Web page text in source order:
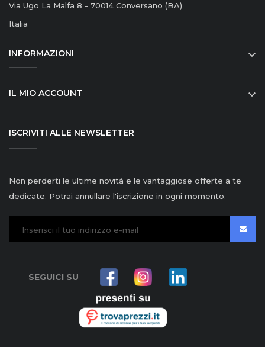
Via Ugo La Malfa 8 - 70014 Conversano (BA)
Italia
INFORMAZIONI 
IL MIO ACCOUNT 
ISCRIVITI ALLE NEWSLETTER
Non perderti le ultime novità e le vantaggiose offerte a te
dedicate. Potrai annullare l'iscrizione in ogni momento.
SEGUICI SU